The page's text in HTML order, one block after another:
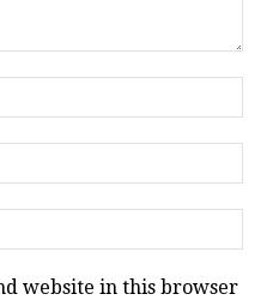
website in this browser